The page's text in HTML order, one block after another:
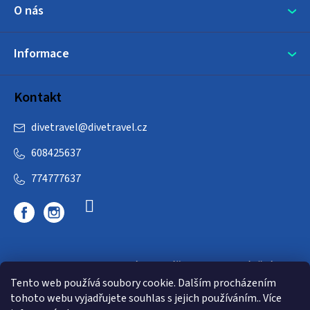
Tento web používá soubory cookie. Dalším procházením
tohoto webu vyjadřujete souhlas s jejich používáním.. Více
O nás
Informace
Kontakt
divetravel@divetravel.cz
608425637
774777637
DIVETRAVEL - cestovní kancelář - cesty za potápěním